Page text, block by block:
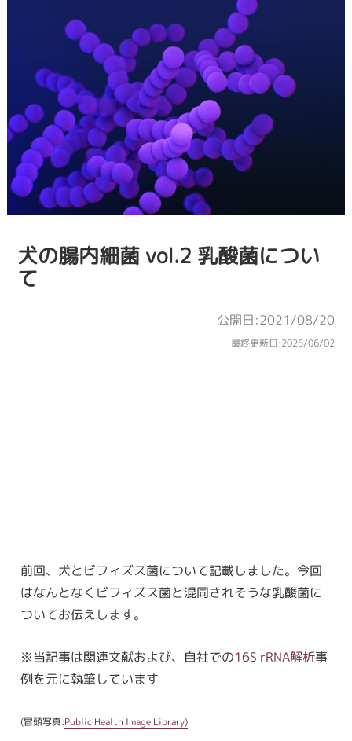
犬の腸内細菌 vol.2 乳酸菌につい
て
公開日:2021/08/20
最終更新日:2025/06/02
前回、犬とビフィズス菌について記載しました。今回
はなんとなくビフィズス菌と混同されそうな乳酸菌に
ついてお伝えします。
※当記事は関連文献および、自社での16S rRNA解析事
例を元に執筆しています
(冒頭写真:Public Health Image Library)